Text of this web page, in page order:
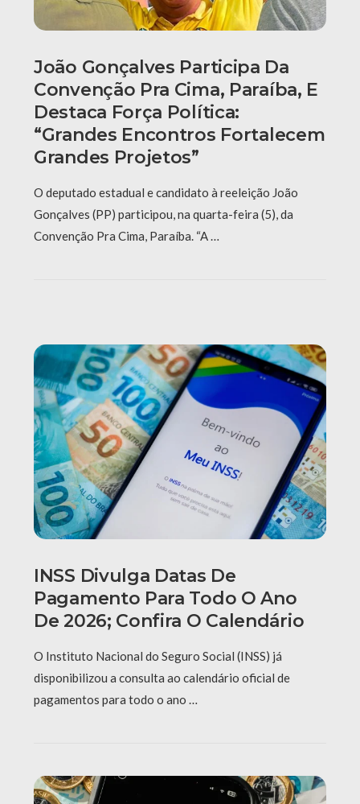
João Gonçalves Participa Da
Convenção Pra Cima, Paraíba, E
Destaca Força Política:
“grandes Encontros Fortalecem
Grandes Projetos”
O deputado estadual e candidato à reeleição João
Gonçalves (PP) participou, na quarta-feira (5), da
Convenção Pra Cima, Paraíba. “A …
INSS Divulga Datas De
Pagamento Para Todo O Ano
De 2026; Confira O Calendário
O Instituto Nacional do Seguro Social (INSS) já
disponibilizou a consulta ao calendário oficial de
pagamentos para todo o ano …